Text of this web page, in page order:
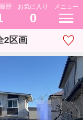
歴 お気に入り
0
メニュー
2区画